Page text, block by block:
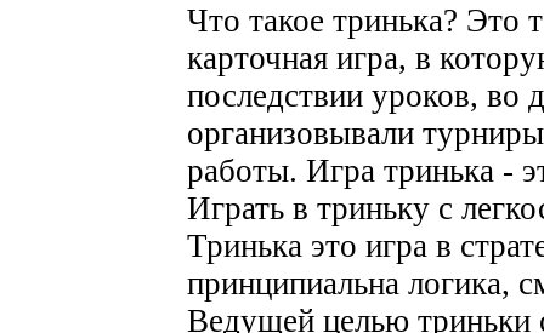
Что такое тринька? Это
карточная игра, в
последствии уроков, во
организовывали
работы. Игра тринька -
Играть в триньку с
Тринька это игра в
принципиальна логика,
Ведущей целью триньки